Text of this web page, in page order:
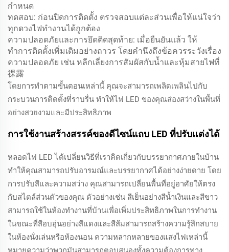
กำหนด
ทดสอบ: ก่อนปิดการติดตั้ง ตรวจสอบแต่ละส่วนเพื่อให้แน่ใจว่า
ทุกดวงไฟทำงานได้ถูกต้อง
ความปลอดภัยและการยึดติดสุดท้าย: เมื่อยืนยันแล้ว ให้
ทำการติดตั้งเพิ่มเติมอย่างถาวร โดยคำนึงถึงข้อควรระวังเรื่อง
ความปลอดภัย เช่น หลีกเลี่ยงการสัมผัสกับน้ำและหุ้มสายไฟที่
祼露
โดยการทำตามขั้นตอนเหล่านี้ คุณจะสามารถเพลิดเพลินไปกับ
กระบวนการติดตั้งที่ราบรื่น ทำให้ไฟ LED ของคุณส่องสว่างในพื้นที่
อย่างสวยงามและมีประสิทธิภาพ
การใช้งานสร้างสรรค์ของดีไซน์แถบ LED ที่ปรับแต่งได้
หลอดไฟ LED ได้เปลี่ยนวิธีที่เราคิดเกี่ยวกับบรรยากาศภายในบ้าน
ทำให้คุณสามารถปรับอารมณ์และบรรยากาศได้อย่างง่ายดาย โดย
การปรับสีและความสว่าง คุณสามารถเปลี่ยนพื้นที่อยู่อาศัยให้ตรง
กับสไตล์ส่วนตัวของคุณ ตัวอย่างเช่น สีเย็นอย่างสีน้ำเงินและสีขาว
สามารถใช้ในห้องทำงานที่บ้านเพื่อเพิ่มประสิทธิภาพในการทำงาน
ในขณะที่สีอบอุ่นอย่างสีแดงและสีส้มสามารถสร้างความรู้สึกสบาย
ในห้องนั่งเล่นหรือห้องนอน ความหลากหลายของแสงไฟเหล่านี้